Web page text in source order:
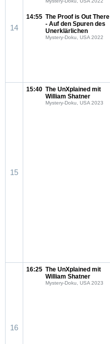
14
14:55 The Proof is Out There
- Auf den Spuren des
Unerklärlichen
Mystery-Doku, USA 2022
15
15:40 The UnXplained mit
William Shatner
Mystery-Doku, USA 2023
16
16:25 The UnXplained mit
William Shatner
Mystery-Doku, USA 2023